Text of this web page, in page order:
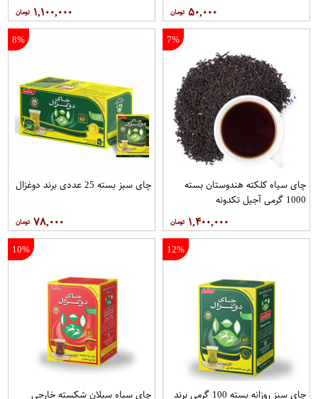
۵۰,۰۰۰ ۱,۱۰۰,۰۰۰
7%
چای سیاه کلکته هندوستان بسته
1000 گرمی آجیل تکدونه
۱,۴۰۰,۰۰۰
8%
چای سبز بسته 25 عددی برند دوغزال
۷۸,۰۰۰
12%
چای سبز روزانه بسته 100 گرمی برند
10%
چای سیاه سیلان شکسته خارجی